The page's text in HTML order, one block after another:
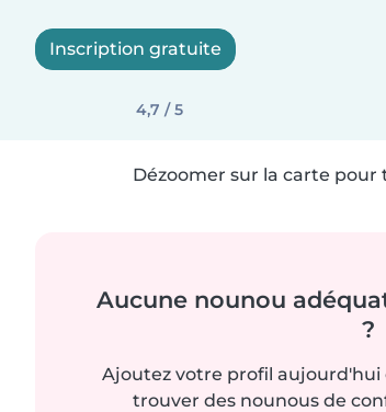
Inscription gratuite
4,7 / 5
Dézoomer sur la carte
Aucune nounou
?
Ajoutez votre profil aujourd'hui
trouver des nounous de